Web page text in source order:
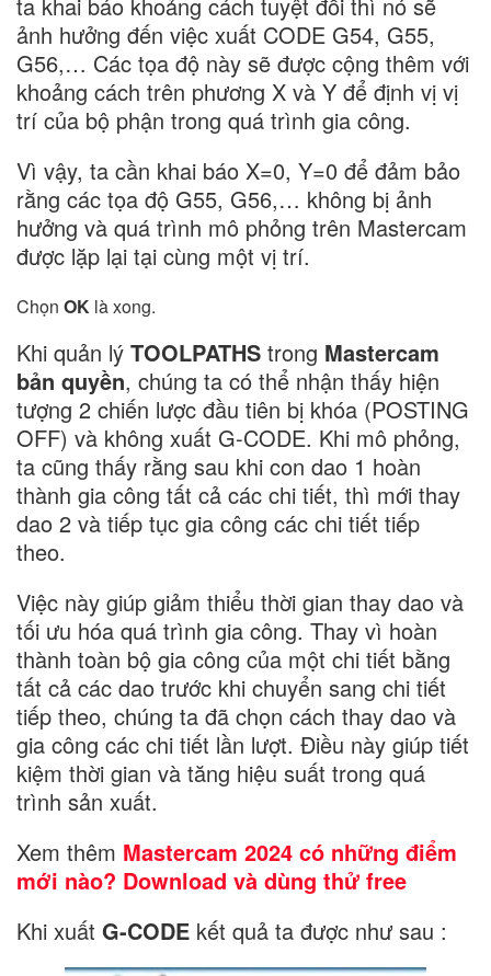
ảnh hưởng đến việc xuất CODE G54, G55,
G56,… Các tọa độ này sẽ được cộng thêm với
khoảng cách trên phương X và Y để định vị vị
trí của bộ phận trong quá trình gia công.
Vì vậy, ta cần khai báo X=0, Y=0 để đảm bảo
rằng các tọa độ G55, G56,… không bị ảnh
hưởng và quá trình mô phỏng trên Mastercam
được lặp lại tại cùng một vị trí.
Chọn OK là xong.
Khi quản lý TOOLPATHS trong Mastercam
bản quyền, chúng ta có thể nhận thấy hiện
tượng 2 chiến lược đầu tiên bị khóa (POSTING
OFF) và không xuất G-CODE. Khi mô phỏng,
ta cũng thấy rằng sau khi con dao 1 hoàn
thành gia công tất cả các chi tiết, thì mới thay
dao 2 và tiếp tục gia công các chi tiết tiếp
theo.
Việc này giúp giảm thiểu thời gian thay dao và
tối ưu hóa quá trình gia công. Thay vì hoàn
thành toàn bộ gia công của một chi tiết bằng
tất cả các dao trước khi chuyển sang chi tiết
tiếp theo, chúng ta đã chọn cách thay dao và
gia công các chi tiết lần lượt. Điều này giúp tiết
kiệm thời gian và tăng hiệu suất trong quá
trình sản xuất.
Xem thêm Mastercam 2024 có những điểm
mới nào? Download và dùng thử free
Khi xuất G-CODE kết quả ta được như sau :